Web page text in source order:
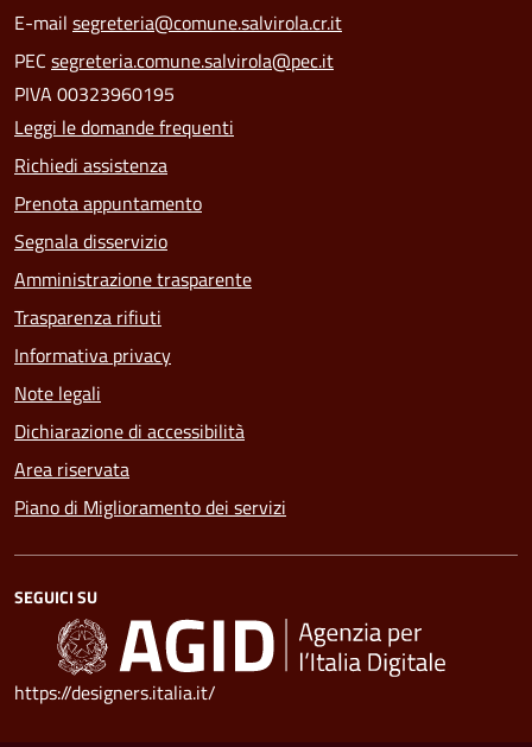
E-mail segreteria@comune.salvirola.cr.it
PEC segreteria.comune.salvirola@pec.it
PIVA 00323960195
Leggi le domande frequenti
Richiedi assistenza
Prenota appuntamento
Segnala disservizio
Amministrazione trasparente
Trasparenza rifiuti
Informativa privacy
Note legali
Dichiarazione di accessibilità
Area riservata
Piano di Miglioramento dei servizi
SEGUICI SU
https://designers.italia.it/